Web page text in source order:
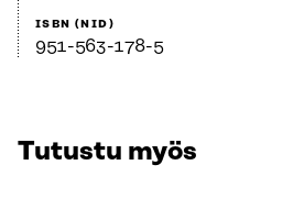
ISBN (NID)
951-563-178-5
Tutustu myös